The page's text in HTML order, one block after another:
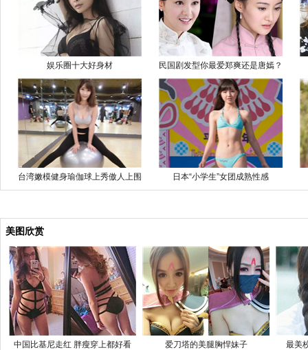
娱乐圈十大好身材 民国剧发型你最爱郑爽还是唐嫣？
台湾嫩模健身瑜伽球上秀傲人上围 日本“小学生”女团成熟性感
美图欣赏
中国比基尼走红 胖瘦穿上都好看 爱刀塔的美腿胸悍妹子 最美